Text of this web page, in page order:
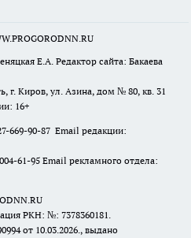
Е.А. Редактор сайта: Бакаева
г. Киров, ул. Азина, дом № 80, кв. 31
16+
669-90-87 Email редакции:
61-95 Email рекламного отдела:
РКН: №: 7378360181.
от 10.03.2026., выдано